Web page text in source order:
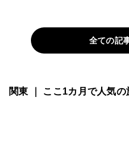
全ての記
関東 ｜ ここ1カ月で人気の